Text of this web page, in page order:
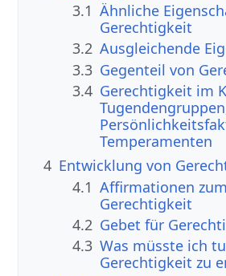
3.1 Ähnliche
Gerechtigkeit
3.2 Ausgleichende
3.3 Gegenteil von
3.4 Gerechtigkeit im
Temperamenten
4 Entwicklung von
4.1 Affirmationen
Gerechtigkeit
4.2 Gebet für
4.3 Was müsste ich
Gerechtigkeit zu